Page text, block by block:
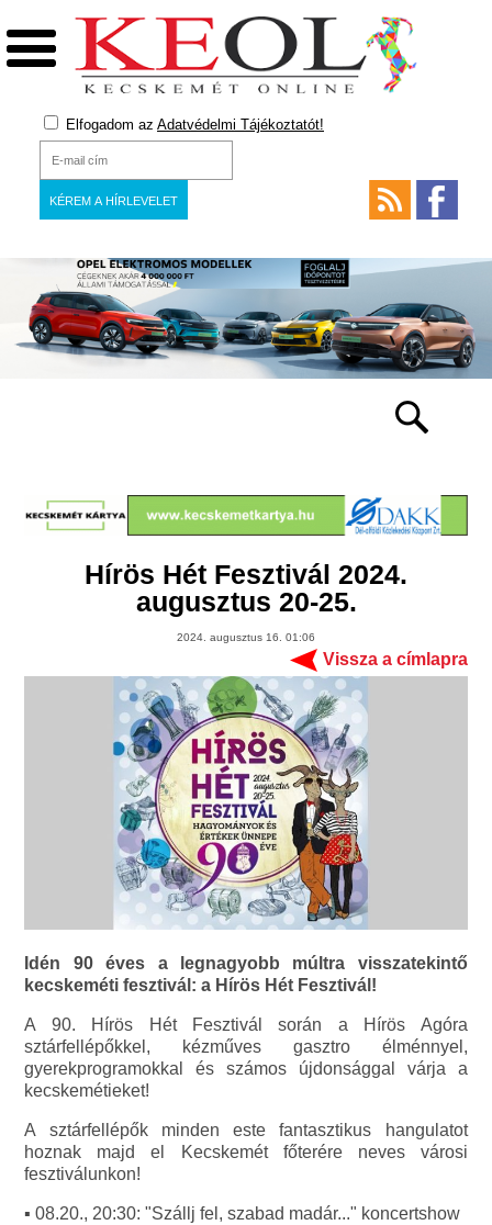
Elfogadom az Adatvédelmi Tájékoztatót!
Hírös Hét Fesztivál 2024.
augusztus 20-25.
2024. augusztus 16. 01:06
Vissza a címlapra
Idén 90 éves a legnagyobb múltra visszatekintő
kecskeméti fesztivál: a Hírös Hét Fesztivál!
A 90. Hírös Hét Fesztivál során a Hírös Agóra
sztárfellépőkkel, kézműves gasztro élménnyel,
gyerekprogramokkal és számos újdonsággal várja a
kecskemétieket!
A sztárfellépők minden este fantasztikus hangulatot
hoznak majd el Kecskemét főterére neves városi
fesztiválunkon!
▪️ 08.20., 20:30: "Szállj fel, szabad madár..." koncertshow